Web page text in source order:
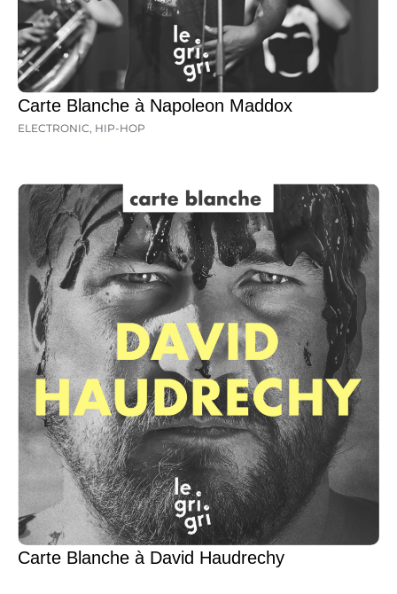
Carte Blanche à Napoleon Maddox
ELECTRONIC, HIP-HOP
Carte Blanche à David Haudrechy